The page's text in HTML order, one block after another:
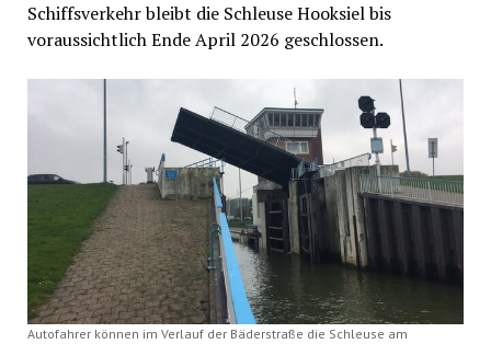
Schiffsverkehr bleibt die Schleuse Hooksiel bis
voraussichtlich Ende April 2026 geschlossen.
Autofahrer können im Verlauf der Bäderstraße die Schleuse am